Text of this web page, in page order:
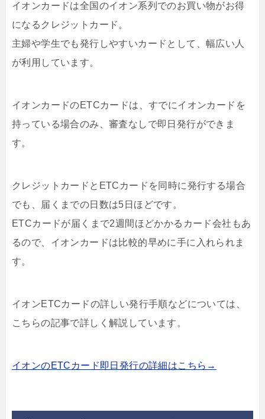
イオンカードは全国のイオン系列でのお買い物がお得
になるクレジットカード。
主婦や学生でも発行しやすいカードとして、幅広い人
が利用しています。
イオンカードのETCカードは、すでにイオンカードを
持っている場合のみ、審査なしで即日発行ができま
す。
クレジットカードとETCカードを同時に発行する場合
でも、届くまでの日数は5日ほどです。
ETCカードが届くまで2週間ほどかかるカード会社もあ
るので、イオンカードは比較的早めに手に入れられま
す。
イオンETCカードの詳しい発行手順などについては、
こちらの記事で詳しく解説しています。
イオンのETCカード即日発行の詳細はこちら→